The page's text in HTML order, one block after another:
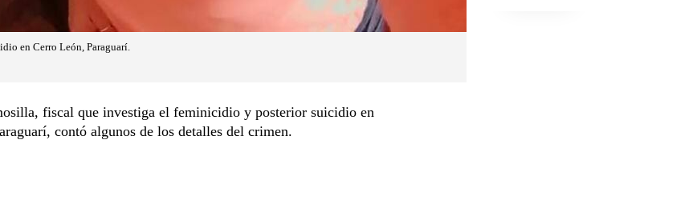
en Cerro León, Paraguarí.
fiscal que investiga el feminicidio y posterior suicidio en
contó algunos de los detalles del crimen.